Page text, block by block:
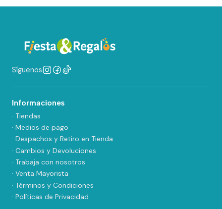
Síguenos
Informaciones
· Tiendas
· Medios de pago
· Despachos y Retiro en Tienda
· Cambios y Devoluciones
· Trabaja con nosotros
· Venta Mayorista
· Términos y Condiciones
· Políticas de Privacidad